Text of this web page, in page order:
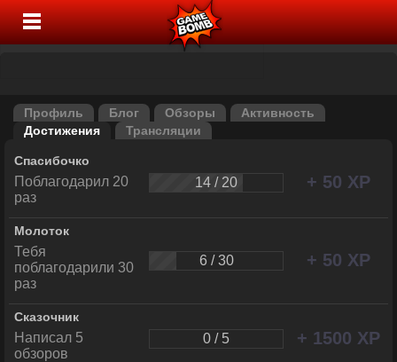
Профиль Блог Обзоры
Активность
Достижения
Трансляции
Спасибочко
Поблагодарил 20
раз
14 / 20 + 50 XP
Молоток
Тебя
поблагодарили 30
раз
6 / 30 + 50 XP
Сказочник
Написал 5
обзоров
0 / 5 + 1500 XP